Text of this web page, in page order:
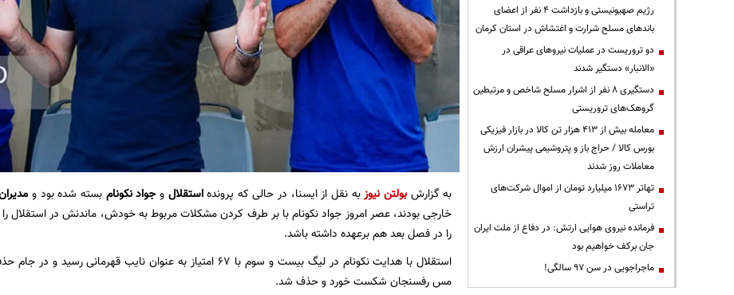
به گزارش بولتن نیوزبه نقل از ایسنا، در حالی که پروندهاستقلالوجواد نکونامبسته شده بود و
خارجی بودند، عصر امروز جواد نکونام با بر طرف کردن مشکلات مربوط به خودش، ماندنش در استقلال
را در فصل بعد هم برعهده داشته باشد.
استقلال با هدایت نکونام در لیگ بیست و سوم با 67 امتیاز به عنوان
مس رفسنجان شکست خورد و حذف شد.
رژیم صهیونیستی و بازداشت ۴ نفر از اعضای
باندهای مسلح شرارت و اغتشاش در استان کرمان
دو تروریست در عملیات نیروهای عراقی در
«الانبار» دستگیر شدند
دستگیری ۸ نفر از اشرار مسلح شاخص و مرتبطین
گروهک‌های تروریستی
معامله بیش از ۴۱۳ هزار تن کالا در بازار فیزیکی
بورس کالا / حراج باز و پتروشیمی پیشران ارزش
معاملات روز شدند
تهاتر ۱۶۷۳ میلیارد تومان از اموال شرکت‌های
تراستی
فرمانده نیروی هوایی ارتش: در دفاع از ملت ایران
جان برکف خواهیم بود
ماجراجویی در سن ۹۷ سالگی!